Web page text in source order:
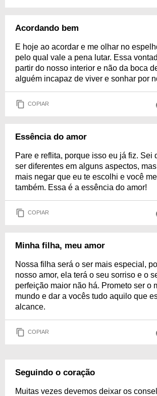
Acordando bem
E hoje ao acordar e me olhar no
pelo qual vale a pena lutar. Essa
partir do nosso interior e não da boca
alguém incapaz de viver e sonhar por
COPIAR
Essência do amor
Pare e reflita, porque isso eu já fiz. Sei
ser diferentes em alguns aspectos,
mais negar que eu te escolhi e você
também. Essa é a essência do amor!
COPIAR
Minha filha, meu amor
Nossa filha será o ser mais especial,
nosso amor, ela terá o seu sorriso e o
perfeição maior não há. Prometo ser o
mundo e dar a vocês tudo aquilo que
alcance.
COPIAR
Seguindo o coração
Muitas vezes devemos deixar os